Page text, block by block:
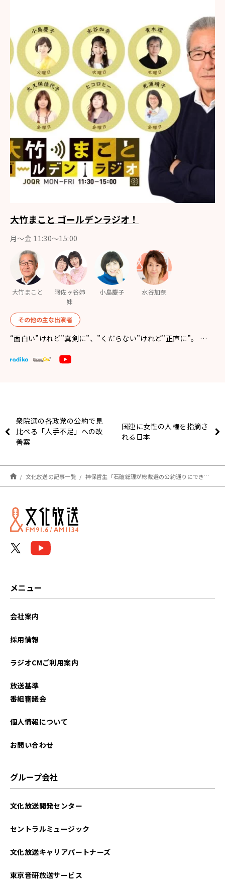
大竹まこと ゴールデンラジオ！
月〜金 11:30～15:00
大竹まこと
阿佐ヶ谷姉
妹
小島慶子 水谷加奈
その他の主な出演者
“面白い”けれど”真剣に”、”くだらない”けれど”正直に”。 …
衆院選の各政党の公約で見
比べる「人手不足」への改
善案
国連に女性の人権を指摘さ
れる日本
文化放送の記事一覧 神保哲生「石破総理が総裁選の公約通りにできない理由」
メニュー
会社案内
採用情報
ラジオCMご利用案内
放送基準
番組審議会
個人情報について
お問い合わせ
グループ会社
文化放送開発センター
セントラルミュージック
文化放送キャリアパートナーズ
東京音研放送サービス